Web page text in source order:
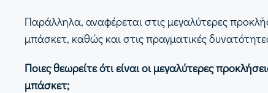
Παράλληλα, αναφέρεται στις μεγαλύτερες
μπάσκετ, καθώς και στις πραγματικές
Ποιες θεωρείτε ότι είναι οι μεγαλύτερες
μπάσκετ;